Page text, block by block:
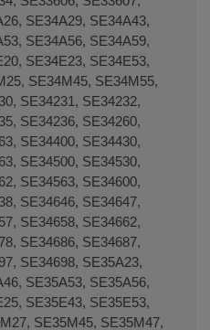
SE34A29, SE34A43,
SE34A56, SE34A59,
SE34E23, SE34E53,
SE34M45, SE34M55,
SE34231, SE34232,
SE34236, SE34260,
SE34400, SE34430,
SE34500, SE34530,
SE34563, SE34600,
SE34646, SE34647,
SE34658, SE34662,
SE34686, SE34687,
SE34698, SE35A23,
SE35A53, SE35A56,
SE35E43, SE35E53,
SE35M45, SE35M47,